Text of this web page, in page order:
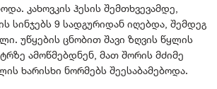
კახოვკის ჰესის შემთხვევამდე,
სინჯებს 9 სადგურიდან იღებდა, შემდეგ
უწყების ცნობით შავი ზღვის წყლის
ამოწმებდნენ, მათ შორის მძიმე
ხარისხი ნორმებს შეესაბამებოდა.